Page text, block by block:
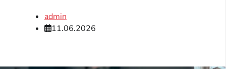
admin
11.06.2026